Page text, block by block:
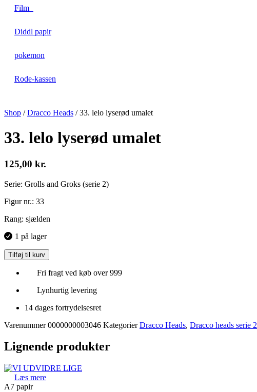
Film
Diddl papir
pokemon
Rode-kassen
Shop /Dracco Heads /33. lelo lyserød umalet
33. lelo lyserød umalet
125,00 kr.
Serie: Grolls and Groks (serie 2)
Figur nr.: 33
Rang: sjælden
1 på lager
Tilføj til kurv
Fri fragt ved køb over 999
Lynhurtig levering
14 dages fortrydelsesret
Varenummer0000000003046 Kategorier Dracco Heads, Dracco heads serie 2
Lignende produkter
Læs mere
A7 papir